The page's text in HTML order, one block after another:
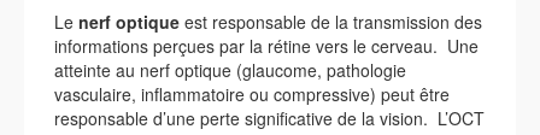
Le nerf optique est responsable de la transmission des
informations perçues par la rétine vers le cerveau. Une
atteinte au nerf optique (glaucome, pathologie
vasculaire, inflammatoire ou compressive) peut être
responsable d’une perte significative de la vision. L’OCT